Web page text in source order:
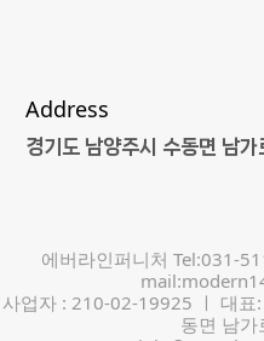
Address
경기도 남양주시 수동면 남
에버라인퍼니처 Tel:031-
사업자 : 210-02-19925 ㅣ 대표
동면 남